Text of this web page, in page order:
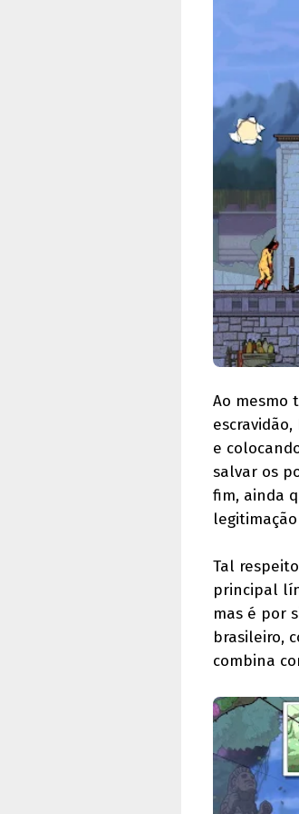
Ao mesmo
e
salvar os
fim, ainda
Tal
principal
mas é por
brasileiro,
combina